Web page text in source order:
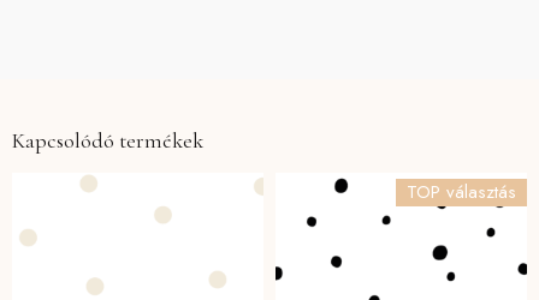
Kapcsolódó termékek
TOP választás